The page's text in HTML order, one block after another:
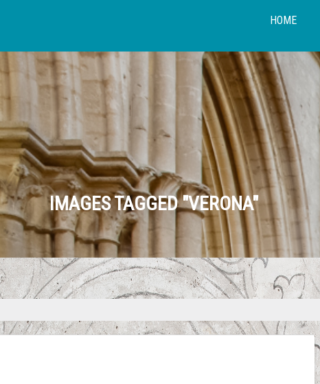
HOME
IMAGES TAGGED "VERONA"